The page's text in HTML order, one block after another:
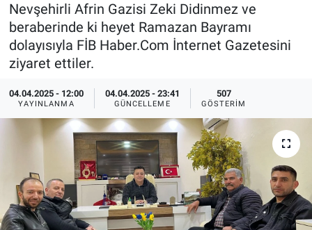
Nevşehirli Afrin Gazisi Zeki Didinmez ve
beraberinde ki heyet Ramazan Bayramı
dolayısıyla FİB Haber.Com İnternet Gazetesini
ziyaret ettiler.
04.04.2025 - 12:00
YAYINLANMA
04.04.2025 - 23:41
GÜNCELLEME
507
GÖSTERIM
Sağlık
Yerel
Genel
Asayiş
İlan - Duyuru- Mesaj
Türkiye Gündemi
Sizden Gelenler
Yaşam
Eğitim
İlan - Duyuru- Mesaj
Türkiye Gündemi
Sizden Gelenler